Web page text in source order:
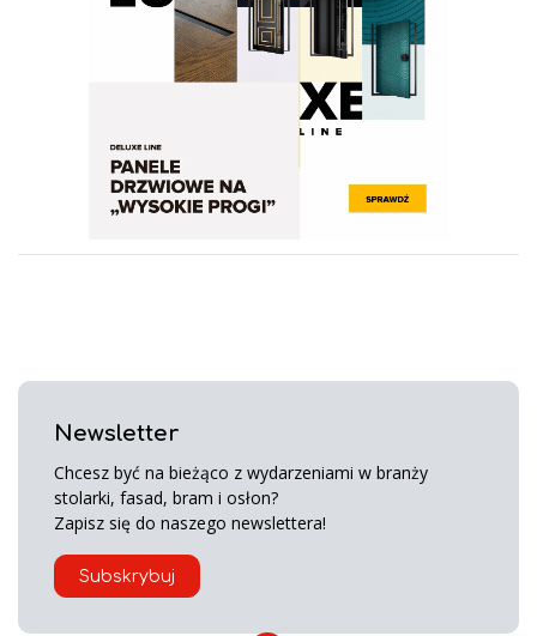
Newsletter
Chcesz być na bieżąco z wydarzeniami w branży
stolarki, fasad, bram i osłon?
Zapisz się do naszego newslettera!
Subskrybuj